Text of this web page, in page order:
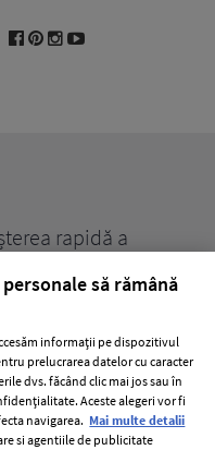
rapidă a
să rămână
informații pe dispozitivul
prelucrarea datelor cu caracter
dvs. făcând clic mai jos sau în
Aceste alegeri vor fi
navigarea. Mai multe detalii
si agentiile de publicitate